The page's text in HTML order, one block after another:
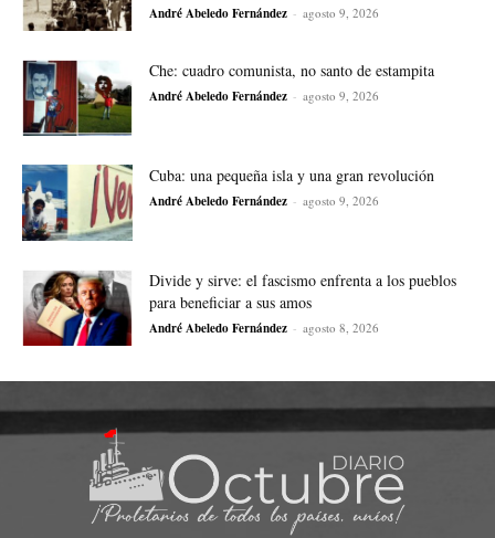
André Abeledo Fernández - agosto 9, 2026
Che: cuadro comunista, no santo de estampita
André Abeledo Fernández - agosto 9, 2026
Cuba: una pequeña isla y una gran revolución
André Abeledo Fernández - agosto 9, 2026
Divide y sirve: el fascismo enfrenta a los pueblos
para beneficiar a sus amos
André Abeledo Fernández - agosto 8, 2026